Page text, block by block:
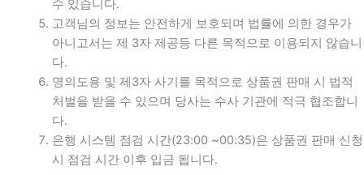
수 있습니다.
고객님의 정보는 안전하게 보호되며 법률에 의한 경우가
아니고서는 제 3자 제공등 다른 목적으로 이용되지 않습니
다.
명의도용 및 제3자 사기를 목적으로 상품권 판매 시 법적
처벌을 받을 수 있으며 당사는 수사 기관에 적극 협조합니
다.
은행 시스템 점검 시간(23:00 ~00:35)은 상품권 판매 신청
시 점검 시간 이후 입금 됩니다.